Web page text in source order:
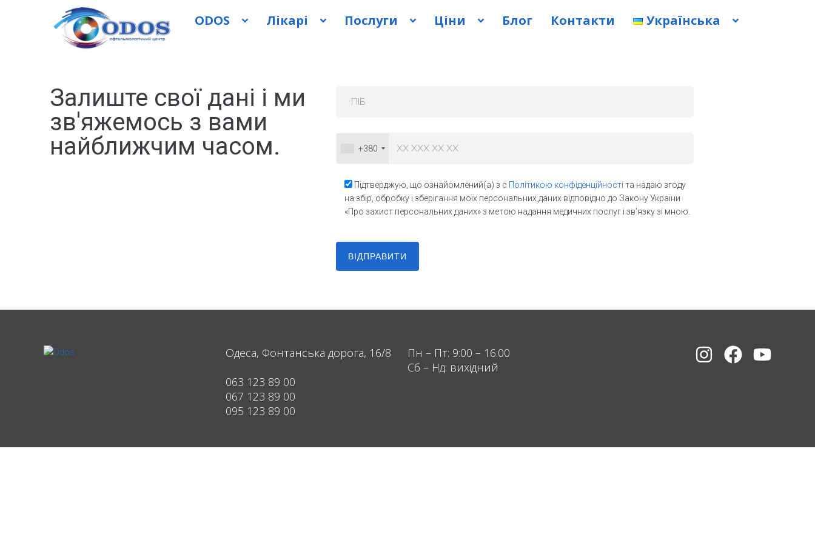
ODOS Лікарі Послуги Ціни Блог Контакти Українська
Залиште свої дані і ми
зв'яжемось з вами
найближчим часом.
+380
Підтверджую, що ознайомлений(а) з с Політикою конфіденційності та надаю згоду
на збір, обробку і зберігання моїх персональних даних відповідно до Закону України
«Про захист персональних даних» з метою надання медичних послуг і зв’язку зі мною.
Одеса, Фонтанська дорога, 16/8
063 123 89 00
067 123 89 00
095 123 89 00
Пн – Пт: 9:00 – 16:00
Сб – Нд: вихідний